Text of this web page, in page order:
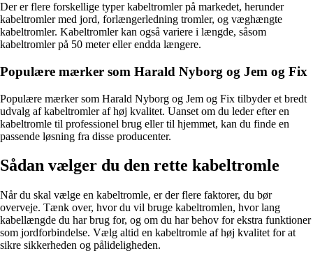
Der er flere forskellige typer kabeltromler på markedet, herunder
kabeltromler med jord, forlængerledning tromler, og væghængte
kabeltromler. Kabeltromler kan også variere i længde, såsom
kabeltromler på 50 meter eller endda længere.
Populære mærker som Harald Nyborg og Jem og Fix
Populære mærker som Harald Nyborg og Jem og Fix tilbyder et bredt
udvalg af kabeltromler af høj kvalitet. Uanset om du leder efter en
kabeltromle til professionel brug eller til hjemmet, kan du finde en
passende løsning fra disse producenter.
Sådan vælger du den rette kabeltromle
Når du skal vælge en kabeltromle, er der flere faktorer, du bør
overveje. Tænk over, hvor du vil bruge kabeltromlen, hvor lang
kabellængde du har brug for, og om du har behov for ekstra funktioner
som jordforbindelse. Vælg altid en kabeltromle af høj kvalitet for at
sikre sikkerheden og pålideligheden.